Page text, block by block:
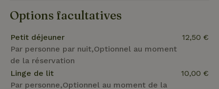
Options facultatives
Petit déjeuner
Par personne par nuit,Optionnel au moment
de la réservation
12,50 €
Linge de lit
Par personne,Optionnel au moment de la
10,00 €